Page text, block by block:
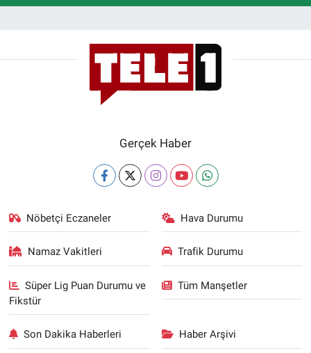
Gerçek Haber
Nöbetçi Eczaneler Hava Durumu
Namaz Vakitleri Trafik Durumu
Süper Lig Puan Durumu ve
Fikstür
Tüm Manşetler
Son Dakika Haberleri Haber Arşivi